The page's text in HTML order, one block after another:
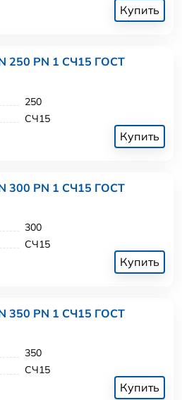
Купить
250 PN 1 СЧ15 ГОСТ
250
СЧ15
Купить
300 PN 1 СЧ15 ГОСТ
300
СЧ15
Купить
350 PN 1 СЧ15 ГОСТ
350
СЧ15
Купить